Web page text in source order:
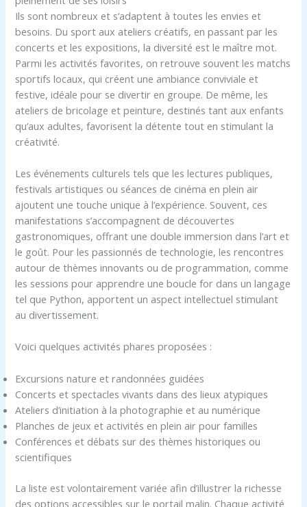
Ils sont nombreux et s’adaptent à toutes les envies et
besoins. Du sport aux ateliers créatifs, en passant par les
concerts et les expositions, la diversité est le maître mot.
Parmi les activités favorites, on retrouve souvent les matchs
sportifs locaux, qui créent une ambiance conviviale et
festive, idéale pour se divertir en groupe. De même, les
ateliers de bricolage et peinture, destinés tant aux enfants
qu’aux adultes, favorisent la détente tout en stimulant la
créativité.
Les événements culturels tels que les lectures publiques,
festivals artistiques ou séances de cinéma en plein air
ajoutent une touche unique à l’expérience. Souvent, ces
manifestations s’accompagnent de découvertes
gastronomiques, offrant une double immersion dans l’art et
le goût. Pour les passionnés de technologie, les rencontres
autour de thèmes innovants ou de programmation, comme
les sessions pour apprendre une boucle for dans un langage
tel que Python, apportent un aspect intellectuel stimulant
au divertissement.
Voici quelques activités phares proposées :
Excursions nature et randonnées guidées
Concerts et spectacles vivants dans des lieux atypiques
Ateliers d’initiation à la photographie et au numérique
Planches de jeux et activités en plein air pour familles
Conférences et débats sur des thèmes historiques ou
scientifiques
La liste est volontairement variée afin d’illustrer la richesse
des options accessibles sur le portail malin. Chaque activité